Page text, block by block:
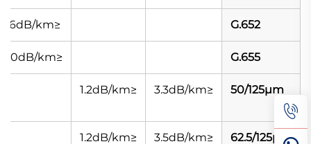
G.652
≤0.36dB/km
G.655
≤0.40dB/km
50/125μm
≤3.3dB/km
≤1.2dB/km
62.5/125μm
≤3.5dB/km
≤1.2dB/km